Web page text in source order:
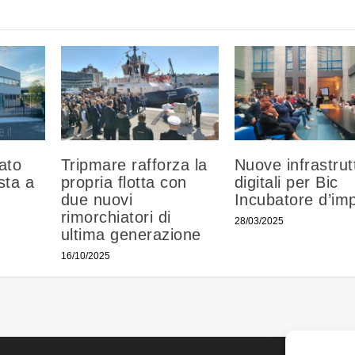
a
Tripmare rafforza la
propria flotta con
due nuovi
rimorchiatori di
ultima generazione
16/10/2025
Nuove
digitali per Bic
Incubatore
28/03/2025